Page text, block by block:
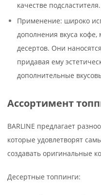
качестве подсластителя.
Применение: широко
дополнения вкуса кофе,
десертов. Они
придавая ему
дополнительные
Ассортимент
BARLINE предлагает
которые удовлетворят
создавать оригинальные
Десертные топпинги: